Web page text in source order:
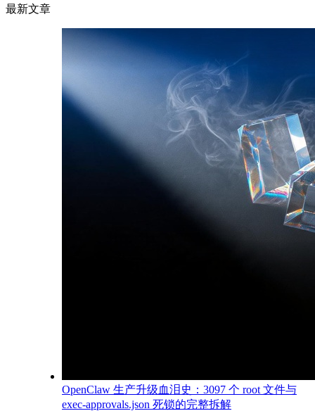
最新文章
OpenClaw 生产升级血泪史：3097 个 root 文件与
exec-approvals.json 死锁的完整拆解